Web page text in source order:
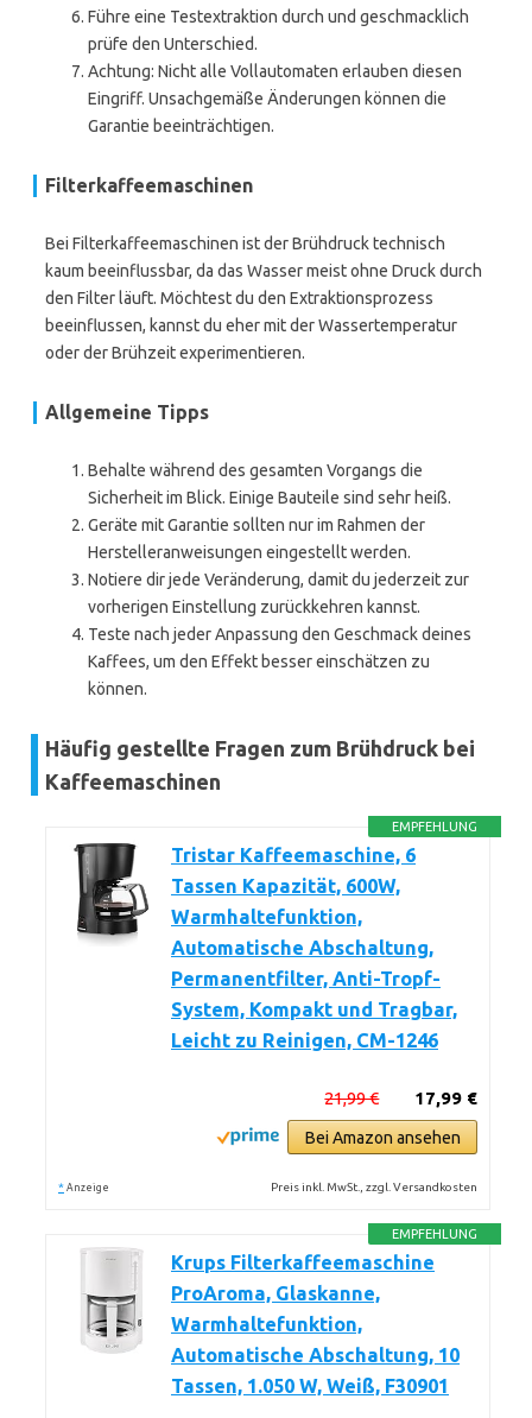
Führe eine Testextraktion durch und geschmacklich
prüfe den Unterschied.
Achtung: Nicht alle Vollautomaten erlauben diesen
Eingriff. Unsachgemäße Änderungen können die
Garantie beeinträchtigen.
Filterkaffeemaschinen
Bei Filterkaffeemaschinen ist der Brühdruck technisch
kaum beeinflussbar, da das Wasser meist ohne Druck durch
den Filter läuft. Möchtest du den Extraktionsprozess
beeinflussen, kannst du eher mit der Wassertemperatur
oder der Brühzeit experimentieren.
Allgemeine Tipps
Behalte während des gesamten Vorgangs die
Sicherheit im Blick. Einige Bauteile sind sehr heiß.
Geräte mit Garantie sollten nur im Rahmen der
Herstelleranweisungen eingestellt werden.
Notiere dir jede Veränderung, damit du jederzeit zur
vorherigen Einstellung zurückkehren kannst.
Teste nach jeder Anpassung den Geschmack deines
Kaffees, um den Effekt besser einschätzen zu
können.
Häufig gestellte Fragen zum Brühdruck bei
Kaffeemaschinen
EMPFEHLUNG
Tristar Kaffeemaschine, 6
Tassen Kapazität, 600W,
Warmhaltefunktion,
Automatische Abschaltung,
Permanentfilter, Anti-Tropf-
System, Kompakt und Tragbar,
Leicht zu Reinigen, CM-1246
17,99 €
21,99 €
Bei Amazon ansehen
* Anzeige Preis inkl. MwSt., zzgl. Versandkosten
EMPFEHLUNG
Krups Filterkaffeemaschine
ProAroma, Glaskanne,
Warmhaltefunktion,
Automatische Abschaltung, 10
Tassen, 1.050 W, Weiß, F30901